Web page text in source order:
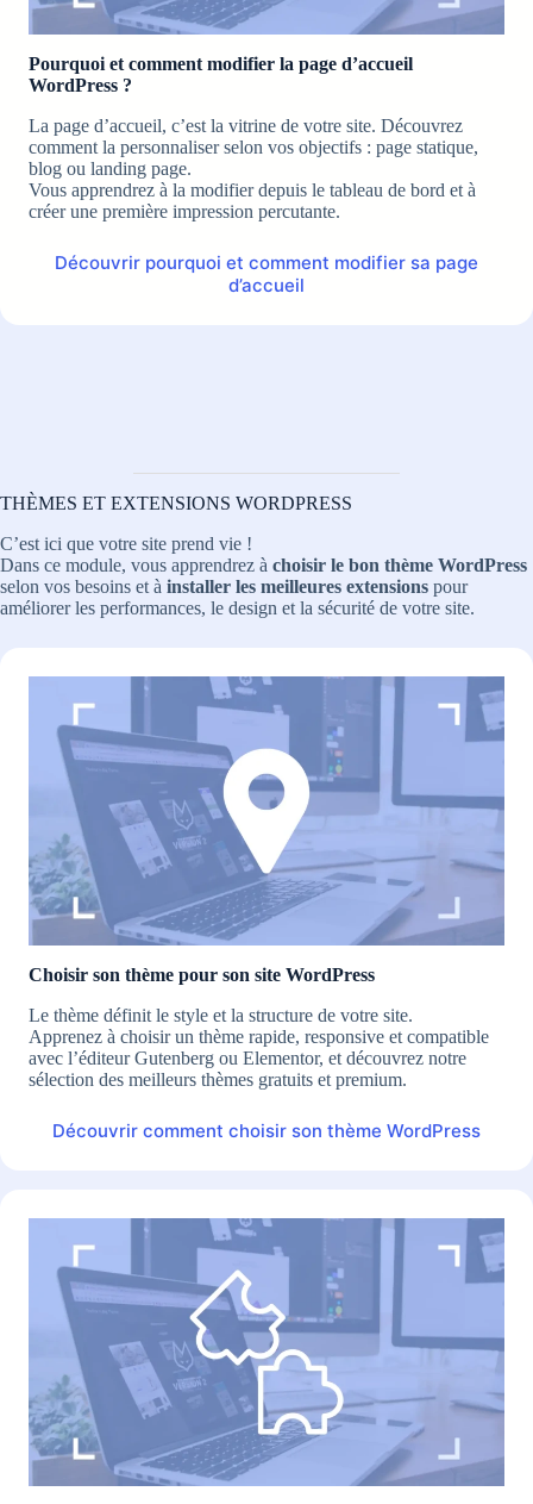
Pourquoi et comment modifier la page d’accueil
WordPress ?
La page d’accueil, c’est la vitrine de votre site. Découvrez
comment la personnaliser selon vos objectifs : page statique,
blog ou landing page.
Vous apprendrez à la modifier depuis le tableau de bord et à
créer une première impression percutante.
Découvrir pourquoi et comment modifier sa page
d’accueil
THÈMES ET EXTENSIONS WORDPRESS
C’est ici que votre site prend vie !
Dans ce module, vous apprendrez à choisir le bon thème WordPress
selon vos besoins et à installer les meilleures extensions pour
améliorer les performances, le design et la sécurité de votre site.
Choisir son thème pour son site WordPress
Le thème définit le style et la structure de votre site.
Apprenez à choisir un thème rapide, responsive et compatible
avec l’éditeur Gutenberg ou Elementor, et découvrez notre
sélection des meilleurs thèmes gratuits et premium.
Découvrir comment choisir son thème WordPress